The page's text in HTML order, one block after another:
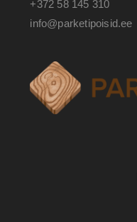
+372 58 145 310
info@parketipoisid.ee